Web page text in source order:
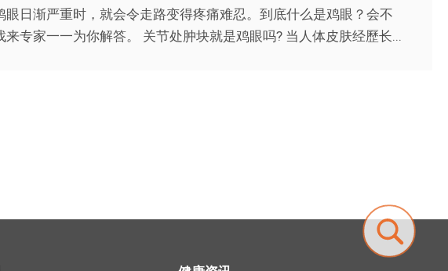
日渐严重时，就会令走路变得疼痛难忍。到底什么是鸡眼？会不
专家一一为你解答。 关节处肿块就是鸡眼吗? 当人体皮肤经歷长...